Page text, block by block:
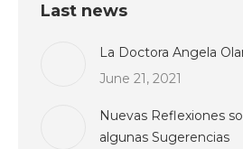
Last news
La Doctora Angela
June 21, 2021
Nuevas Reflexiones
algunas Sugerencias